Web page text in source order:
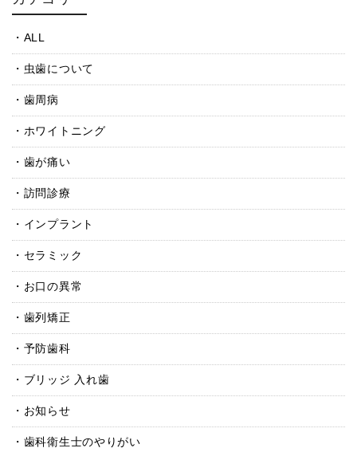
ALL
虫歯について
歯周病
ホワイトニング
歯が痛い
訪問診療
インプラント
セラミック
お口の異常
歯列矯正
予防歯科
ブリッジ 入れ歯
お知らせ
歯科衛生士のやりがい